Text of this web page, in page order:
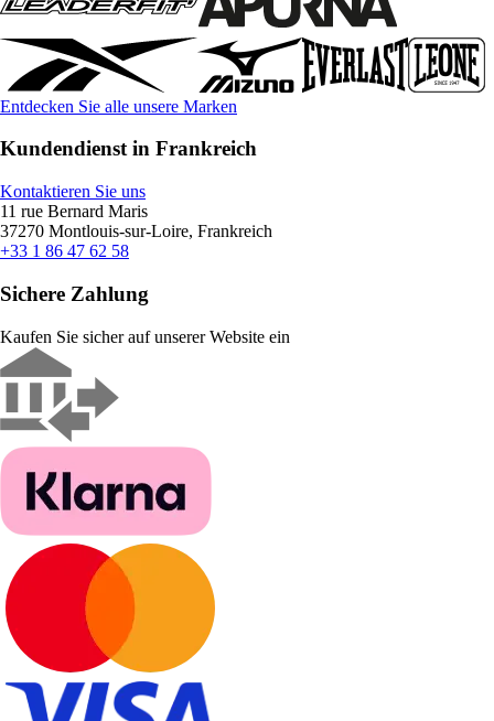
Entdecken Sie alle unsere Marken
Kundendienst in Frankreich
Kontaktieren Sie uns
11 rue Bernard Maris
37270 Montlouis-sur-Loire, Frankreich
+33 1 86 47 62 58
Sichere Zahlung
Kaufen Sie sicher auf unserer Website ein